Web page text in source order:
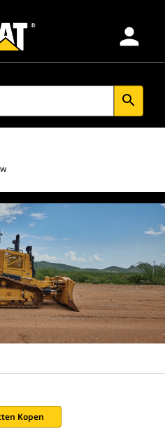
person
search
Kopen